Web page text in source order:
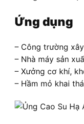
Ứng dụng
– Công trường
– Nhà máy sản
– Xưởng cơ khí,
– Hầm mỏ khai